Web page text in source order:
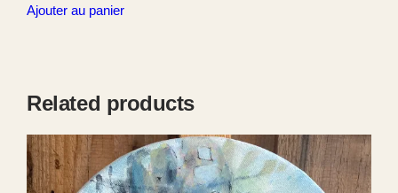
Ajouter au panier
Related products